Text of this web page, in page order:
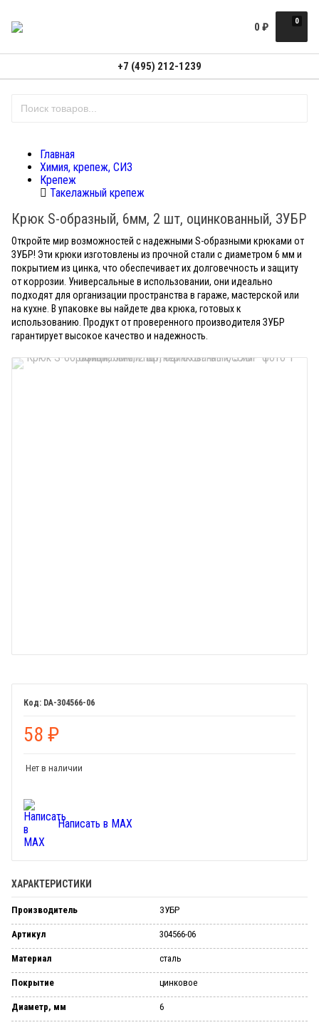
0
0 ₽
+7 (495) 212-1239
Главная
Химия, крепеж, СИЗ
Крепеж
Такелажный крепеж
Крюк S-образный, 6мм, 2 шт, оцинкованный, ЗУБР
Откройте мир возможностей с надежными S-образными крюками от
ЗУБР! Эти крюки изготовлены из прочной стали с диаметром 6 мм и
покрытием из цинка, что обеспечивает их долговечность и защиту
от коррозии. Универсальные в использовании, они идеально
подходят для организации пространства в гараже, мастерской или
на кухне. В упаковке вы найдете два крюка, готовых к
использованию. Продукт от проверенного производителя ЗУБР
гарантирует высокое качество и надежность.
DA-304566-06
58 ₽
Нет в наличии
Написать в MAX
ХАРАКТЕРИСТИКИ
Производитель ЗУБР
Артикул 304566-06
Материал сталь
Покрытие цинковое
Диаметр, мм 6